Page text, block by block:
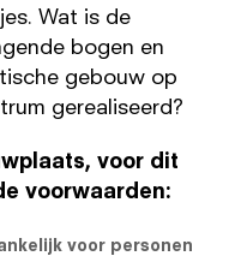
Wat is de
bogen en
gebouw op
gerealiseerd?
voor dit
voorwaarden:
voor personen